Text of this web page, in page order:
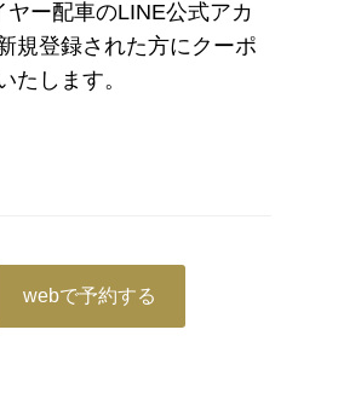
ー配車のLINE公式アカ
規登録された方にクーポ
たします。
webで予約する